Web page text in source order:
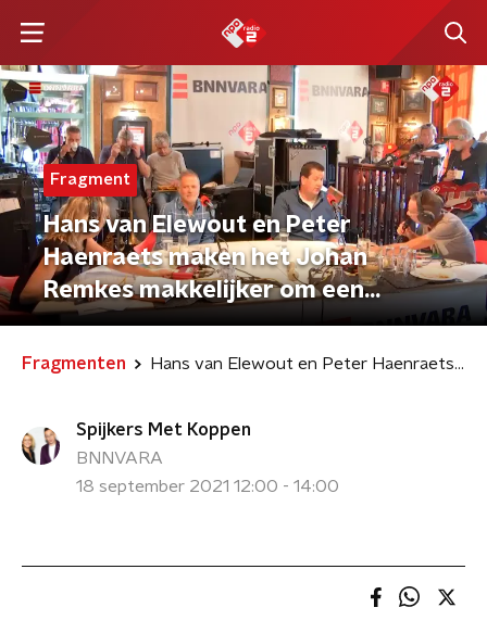
Fragment
Hans van Elewout en Peter
Haenraets maken het Johan
Remkes makkelijker om een
kabinet te formeren
Fragmenten Hans van Elewout en Peter Haenraets maken het Johan Remkes makkelijker om een kabinet te formeren
Spijkers Met Koppen
BNNVARA
18 september 2021 12:00 - 14:00